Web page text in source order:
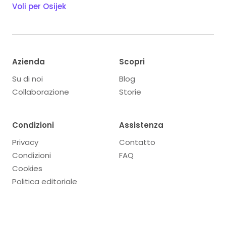
Voli per Osijek
Azienda
Su di noi
Collaborazione
Scopri
Blog
Storie
Condizioni
Privacy
Condizioni
Cookies
Politica editoriale
Assistenza
Contatto
FAQ